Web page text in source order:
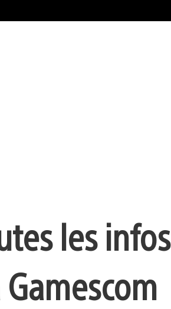
les